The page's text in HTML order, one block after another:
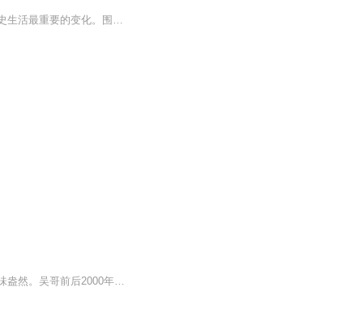
本书围绕七大转折点和主题来组织。其他的也许也可被选进来，但这些转折点代表了人类历史生活最重要的变化。围绕这些转折点的主题评论，鼓励学生抓住与我们现实生活依然相关的八大主题的源头和持续影响：促使我们人类成为特殊动物的生物学和文化学上的特质；我们创造和生活的社区；我们聚合但有时反对的政治权力；很多人从中找到人生和社会生活意义的宗教制度；把人与物更紧密连接到一起的世界贸易与移民运动，这种连接有时是合作，有时是竞争，有时是冲突；特别是从17世纪到20世纪的政治、工业和社会革命；不断改变我们世界的持续技术进步；在我们时代特别流行的、对个人与群体认同的要求。
了解吴哥，不仅仅是攻略，如果你了解更多它的前世今生，相信一定会使得你的旅途更加趣味盎然。吴哥前后2000年历史纪